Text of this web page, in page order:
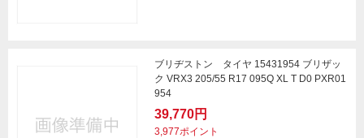
ブリヂストン タイヤ 15431954 ブリザッ
ク VRX3 205/55 R17 095Q XL T D0 PXR01
954
39,770円
3,977ポイント